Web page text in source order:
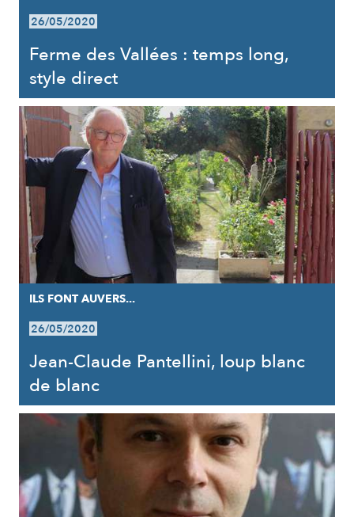
26/05/2020
Ferme des Vallées : temps long,
style direct
ILS FONT AUVERS...
26/05/2020
Jean-Claude Pantellini, loup blanc
de blanc